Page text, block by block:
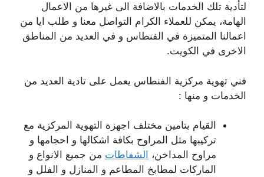
لتأدية تلك الخدمات بالاضافة الى غيرها من الاعمال
الهامة، يمكن للعملاء الكرام التواصل معنا و طلب ايا من
اعمالنا المتميزة في الفنطاس و في العديد من المناطق
الاخرى في الكويت.
فني تهوية مركزية الفنطاس يعمل على تادية العديد من
الخدمات و منها :
القيام بتامين مختلف اجهزة التهوية المركزية مع
تركيبها مثل المراوح بكافة اشكالها و احجامها و
مراوح المداخن، الشفاطات من جميع الانواع و
الماركات لمطابخ المطاعم و المنازل و الفلل و